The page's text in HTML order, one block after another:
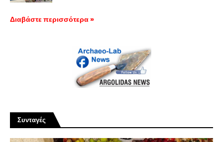
Διαβάστε περισσότερα »
Συνταγές